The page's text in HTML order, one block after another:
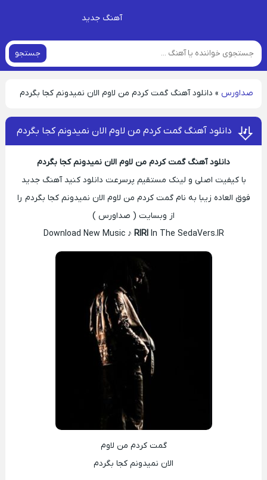
آهنگ جدید
جستجو
صداورس » دانلود آهنگ گمت کردم من لاوم الان نمیدونم کجا بگردم
دانلود آهنگ گمت کردم من لاوم الان نمیدونم کجا بگردم
دانلود آهنگ گمت کردم من لاوم الان نمیدونم کجا بگردم
با کیفیت اصلی و لینک مستقیم پرسرعت دانلود کنید آهنگ جدید
فوق العاده زیبا به نام گمت کردم من لاوم الان نمیدونم کجا بگردم را
از وبسایت ( صداورس )
Download New Music ♪ RIRIIn The SedaVers.IR
گمت کردم من لاوم
الان نمیدونم کجا بگردم